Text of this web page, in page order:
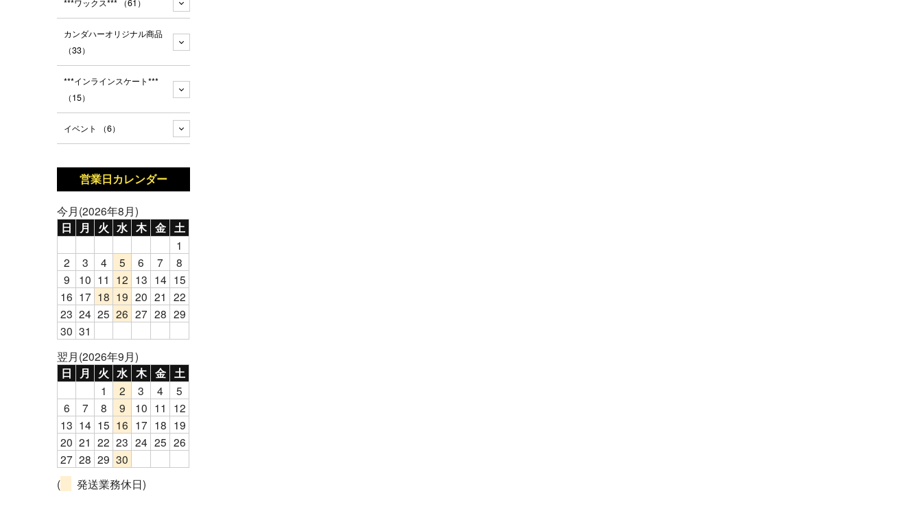
***ワックス*** （61）
カンダハーオリジナル商品
（33）
***インラインスケート***
（15）
イベント （6）
営業日カレンダー
今月(2026年8月)
日 月 火 水 木 金 土
1
2
3 4 5 6 7
8
9
10 11 12 13 14 15
16 17 18 19 20 21 22
23 24 25 26 27 28 29
30 31
翌月(2026年9月)
日 月 火 水 木 金 土
1 2 3 4
5
6
7 8 9 10 11
12
13 14 15 16 17 18 19
20 21 22 23 24 25 26
27 28 29 30
(
発送業務休日)